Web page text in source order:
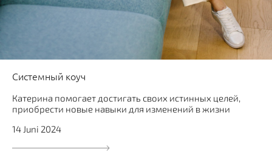
Системный коуч
Катерина помогает достигать своих истинных целей,
приобрести новые навыки для изменений в жизни
14 Juni 2024